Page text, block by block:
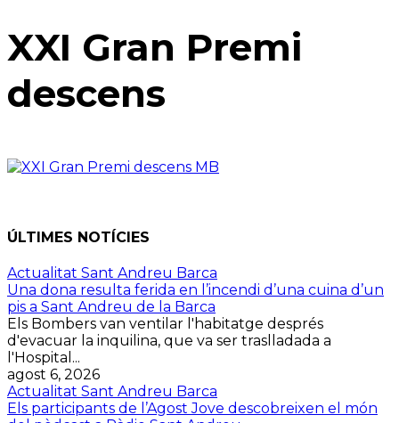
XXI Gran Premi
descens
ÚLTIMES NOTÍCIES
Actualitat Sant Andreu Barca
Una dona resulta ferida en l’incendi d’una cuina d’un
pis a Sant Andreu de la Barca
Els Bombers van ventilar l'habitatge després
d'evacuar la inquilina, que va ser traslladada a
l'Hospital...
agost 6, 2026
Actualitat Sant Andreu Barca
Els participants de l’Agost Jove descobreixen el món